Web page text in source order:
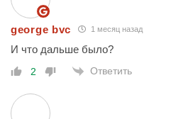
george bvc 1 месяц назад
И что дальше было?
2 Ответить